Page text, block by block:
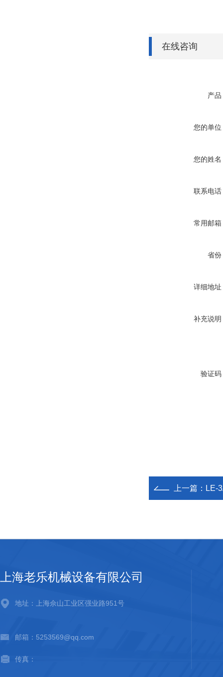
在线咨询
产品
您的单位
您的姓名
联系电话
常用邮箱
省份
详细地址
补充说明
验证码
上一篇： LE-
上海老乐机械设备有限公司
地址：上海佘山工业区强业路951号
邮箱：5253569@qq.com
传真：